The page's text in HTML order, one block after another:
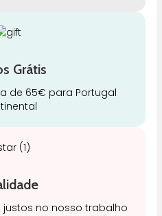
Grátis
de 65€ para Portugal
no nosso trabalho